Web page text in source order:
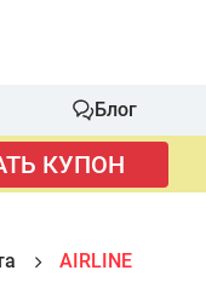
Блог
КУПОН
AIRLINE